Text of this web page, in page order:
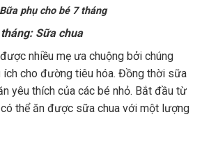
Bữa phụ cho bé 7 tháng
Sữa chua
nhiều mẹ ưa chuộng bởi chúng
ích cho đường tiêu hóa. Đồng thời sữa
yêu thích của các bé nhỏ. Bắt đầu từ
thể ăn được sữa chua với một lượng